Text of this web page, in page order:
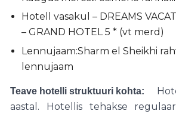
Teave hotelli struktuuri kohta:
aastal. Hotellis tehakse
Hotell vasakul – DREAMS
– GRAND HOTEL 5 * (vt merd)
Lennujaam:Sharm el Sheikhi
lennujaam